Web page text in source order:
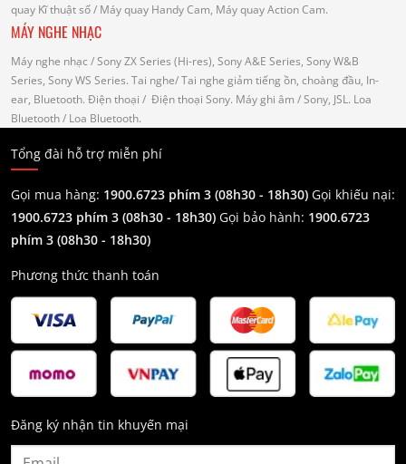
quay Kĩ thuật số/ Máy quay Handy Cam, Máy quay Action Cam.
MÁY NGHE NHẠC
Máy nghe nhạc / Sony ZX Series (Hi-res), Sony A&E Series, Sony W&B
Series, Sony WS Series. Tai nghe/ Tai nghe giảm tiếng ồn, choàng đầu, In-
ear, Bluetooth. Điện thoại / Điện thoại Sony. Máy ghi âm / Sony, JSL. Loa
Bluetooth/ Loa Bluetooth.
Tổng đài hỗ trợ miễn phí
Gọi mua hàng: 1900.6723 phím 3 (08h30 - 18h30) Gọi khiếu nại:
1900.6723 phím 3 (08h30 - 18h30) Gọi bảo hành: 1900.6723
phím 3 (08h30 - 18h30)
Phương thức thanh toán
Đăng ký nhận tin khuyến mại